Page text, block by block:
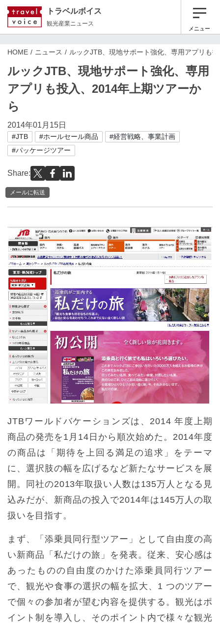
トラベルボイス
観光産業ニュース
メニュー
HOME ニュース ルックJTB、現地サポート強化、専用アプリも
ルックJTB、現地サポート強化、専用
アプリも投入、2014年上期ツアーか
ら
2014年01月15日
#JTB #ホールセール商品
#経営戦略、事業計画
#パッケージツアー
Share:
メールに転送
JTBワールドバケーションズは、2014 年度上期
商品の発売を1月14日から順次始めた。2014年度
の商品は「期待を上回る満足の追求」をテーマ
に、選択肢の幅を広げるなど新たなサービスを展
開。同社の2013年取扱い人数は135万人となる見
込みだが、新商品の投入で2014年は145万人の取
扱いを目指す。
まず、「添乗員同行型ツアー」として自由度の高
い新商品「私だけの旅」を発表。従来、安心感は
あったものの自由度のかけた添乗員同行ツアー
で、観光や食事の選択の幅を拡大、1 つのツアー
で個々の参加者が望む内容を提供する。観光はポ
イント制を導入し、そのポイント内で様々な観光